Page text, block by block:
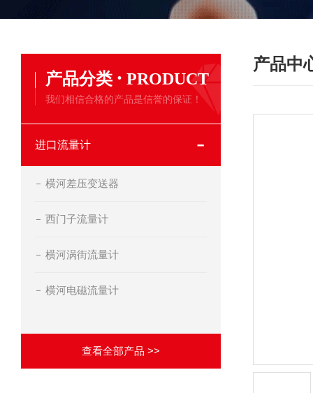
产品分类 · PRODUCT
我们相信合格的产品是信誉的保证！
进口流量计
横河差压变送器
西门子流量计
横河涡街流量计
横河电磁流量计
查看全部产品 >>
产品中